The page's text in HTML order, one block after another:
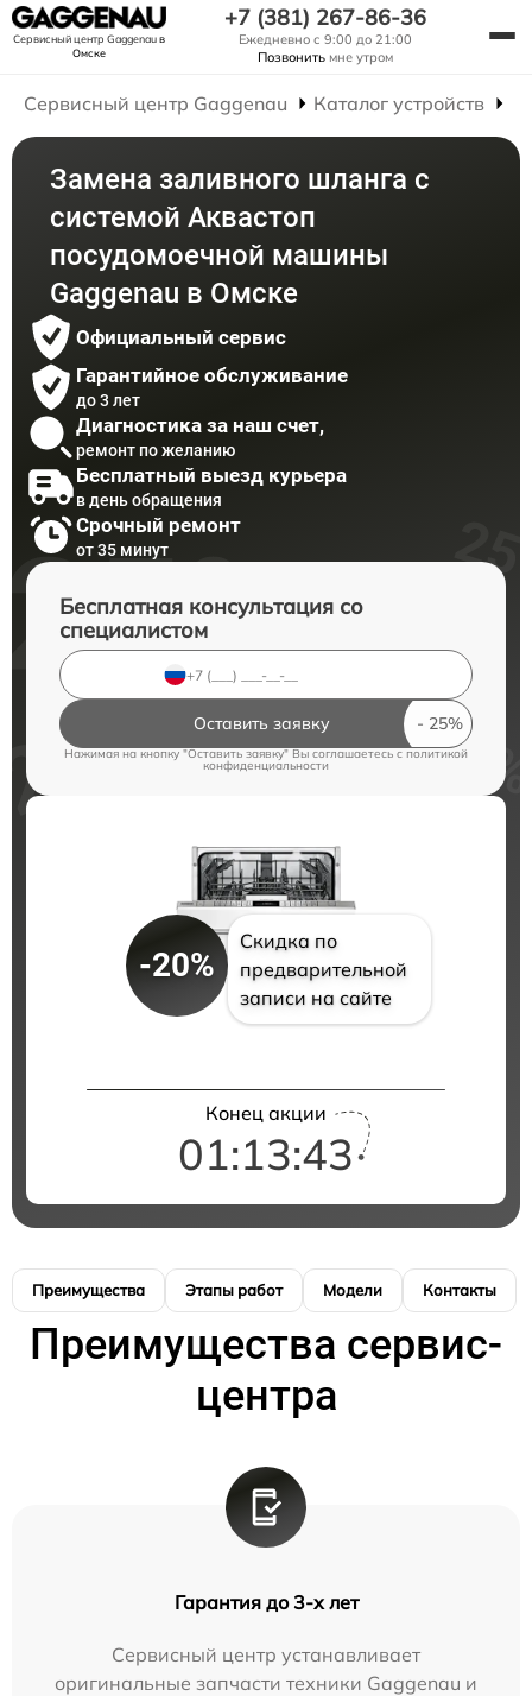
Сервисный центр Gaggenauв
Омске
+7 (381) 267-86-36
Ежедневно с 9:00 до 21:00
Позвонить мне утром
Сервисный центр Gaggenau Каталог устройств
Замена заливного шланга с
системой Аквастоп
посудомоечной машины
Gaggenau в Омске
Официальный сервис
Гарантийное обслуживание
до 3 лет
Диагностика за наш счет,
ремонт по желанию
Бесплатный выезд курьера
в день обращения
Срочный ремонт
от 35 минут
Бесплатная консультация со
специалистом
Оставить заявку
Нажимая на кнопку "Оставить заявку" Вы соглашаетесь cполитикой
конфиденциальности
-20%
Скидка по
предварительной
записи на сайте
Конец акции
01:13:42
Преимущества Этапы работ Модели Контакты
Преимущества сервис-
центра
Гарантия до 3-х лет
Сервисный центр устанавливает
оригинальные запчасти техники Gaggenau и